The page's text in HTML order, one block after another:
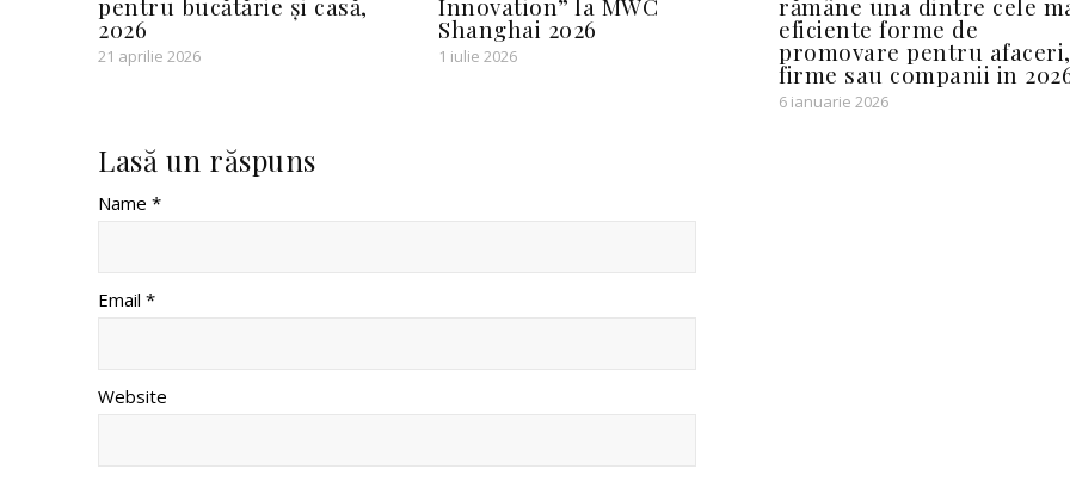
2026
21 aprilie 2026
Shanghai 2026
1 iulie 2026
eficiente forme de
promovare pentru afaceri,
firme sau companii in
6 ianuarie 2026
Lasă un răspuns
Name *
Email *
Website